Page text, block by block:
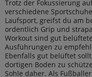
Trotz der Fokussierung
verschiedene
Laufsport, greifst du am
ordentlich Grip und
Workout sind gut
Ausführungen zu
Ebenfalls gut belüftet
dortigen Boden zu
Sohle daher. Als